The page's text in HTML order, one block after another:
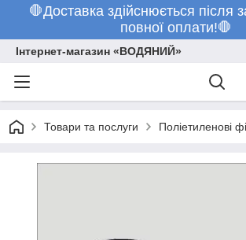
🛑Доставка здійснюється після
повної оплати!🛑
Інтернет-магазин «ВОДЯНИЙ»
Товари та послуги Поліетиленові